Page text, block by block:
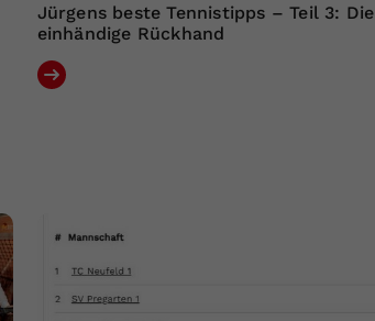
Jürgens beste Tennistipps – Teil 3: Die
einhändige Rückhand